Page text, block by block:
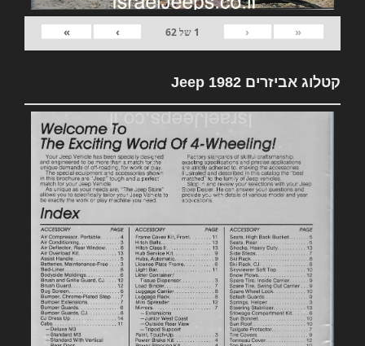
«
‹
1 של62
›
»
קטלוג אביזרים 1982 Jeep